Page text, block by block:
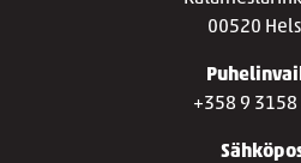
00520
+358 9 3158